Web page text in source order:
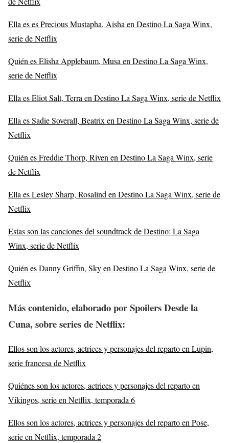
Ella es es Precious Mustapha, Aisha en Destino La Saga Winx,
serie de Netflix
Quién es Elisha Applebaum, Musa en Destino La Saga Winx,
serie de Netflix
Ella es Eliot Salt, Terra en Destino La Saga Winx, serie de Netflix
Ella es Sadie Soverall, Beatrix en Destino La Saga Winx, serie de
Netflix
Quién es Freddie Thorp, Riven en Destino La Saga Winx, serie
de Netflix
Ella es Lesley Sharp, Rosalind en Destino La Saga Winx, serie de
Netflix
Estas son las canciones del soundtrack de Destino: La Saga
Winx, serie de Netflix
Quién es Danny Griffin, Sky en Destino La Saga Winx, serie de
Netflix
Más contenido, elaborado por Spoilers Desde la
Cuna, sobre series de Netflix:
Ellos son los actores, actrices y personajes del reparto en Lupin,
serie francesa de Netflix
Quiénes son los actores, actrices y personajes del reparto en
Vikingos, serie en Netflix, temporada 6
Ellos son los actores, actrices y personajes del reparto en Pose,
serie en Netflix, temporada 2